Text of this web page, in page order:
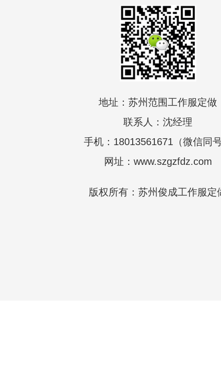
地址：苏州范围工作服定做
联系人：沈经理
手机：18013561671（微信同
网址：www.szgzfdz.com
版权所有：苏州俊成工作服定